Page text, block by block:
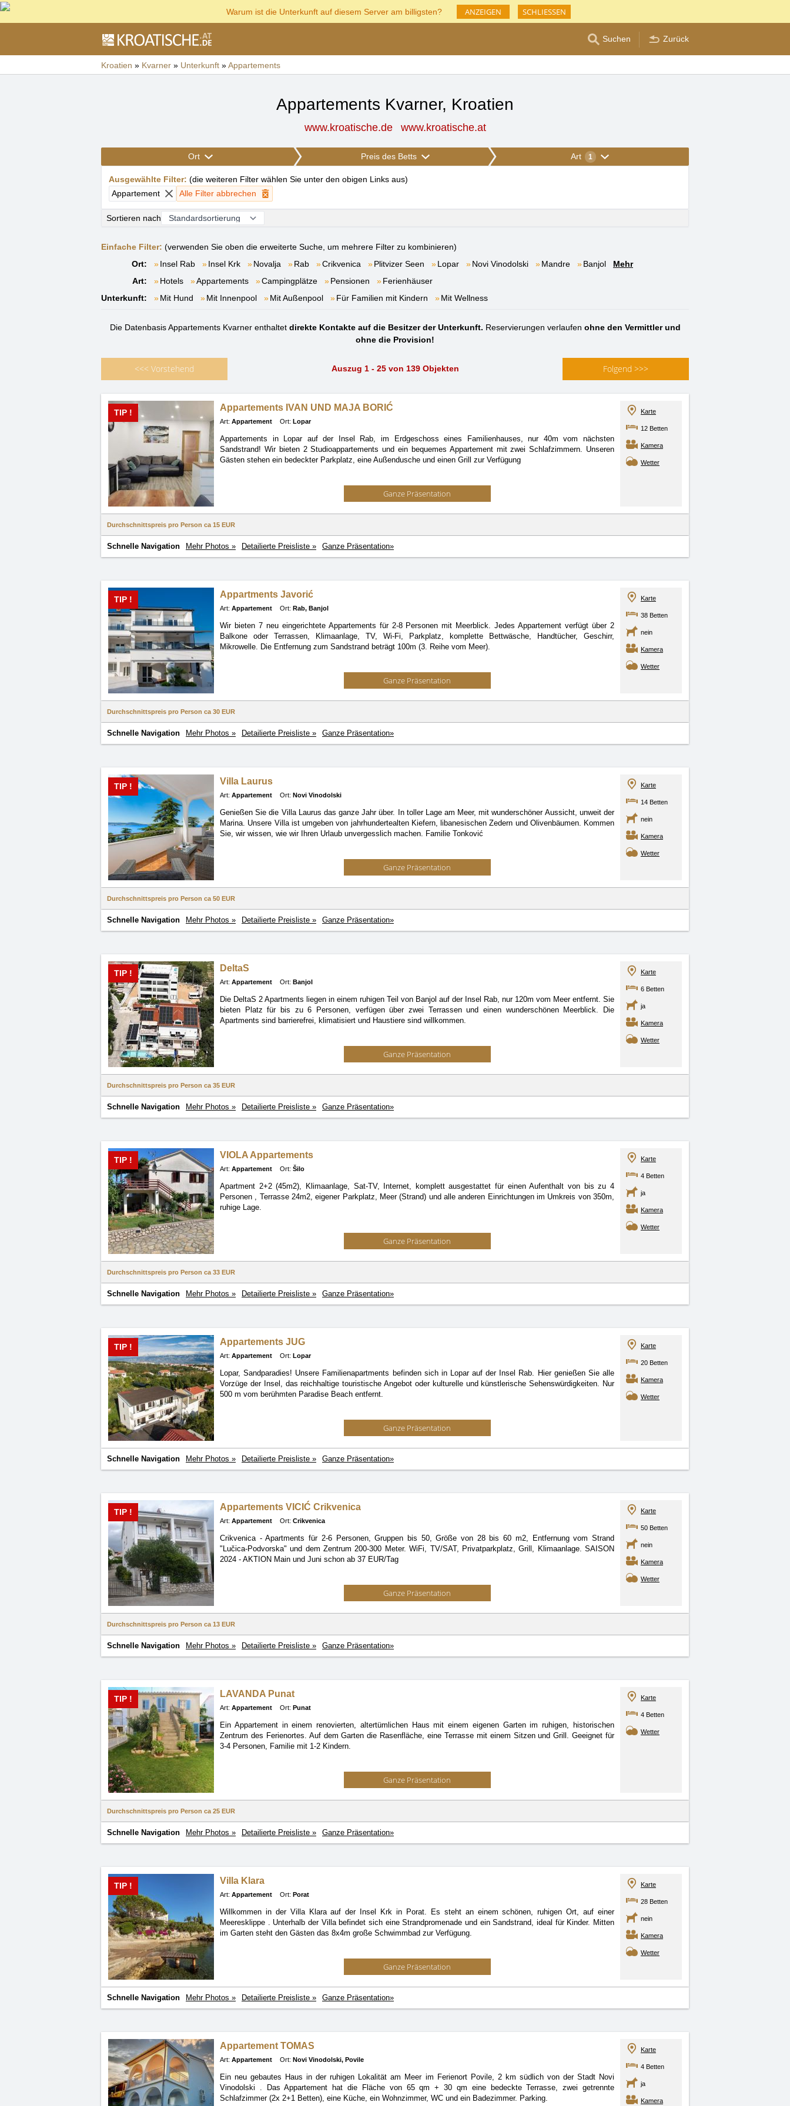
Warum ist die Unterkunft auf diesem Server am billigsten? ANZEIGEN SCHLIESSEN
Suchen Zurück
Kroatien » Kvarner » Unterkunft »Appartements
Appartements Kvarner, Kroatien
www.kroatische.de www.kroatische.at
Ort Preis des Betts Art 1
Ausgewählte Filter: (die weiteren Filter wählen Sie unter den obigen Links aus)
Appartement
Alle Filter abbrechen
Sortieren nach
Einfache Filter: (verwenden Sie oben die erweiterte Suche, um mehrere Filter zu kombinieren)
Ort:
Insel Rab Insel Krk Novalja Rab Crikvenica Plitvizer Seen Lopar Novi Vinodolski Mandre Banjol
Mehr
Art:
Hotels Appartements Campingplätze Pensionen
Ferienhäuser
Unterkunft:
Mit Hund Mit Innenpool Mit Außenpool Für Familien mit Kindern Mit Wellness
Die Datenbasis Appartements Kvarner enthaltet direkte Kontakte auf die Besitzer der Unterkunft. Reservierungen verlaufen ohne den Vermittler und
ohne die Provision!
<<< Vorstehend Auszug 1 - 25 von 139 Objekten Folgend >>>
Appartements IVAN UND MAJA BORIĆ
TIP !
Art: Appartement Ort: Lopar
Appartements in Lopar auf der Insel Rab, im Erdgeschoss eines Familienhauses, nur 40m vom nächsten
Sandstrand! Wir bieten 2 Studioappartements und ein bequemes Appartement mit zwei Schlafzimmern. Unseren
Gästen stehen ein bedeckter Parkplatz, eine Außendusche und einen Grill zur Verfügung
Ganze Präsentation
Karte
12 Betten
Kamera
Wetter
Durchschnittspreis pro Person ca 15 EUR
Schnelle Navigation Mehr Photos » Detailierte Preisliste » Ganze Präsentation»
Appartments Javorić
TIP !
Art: Appartement Ort: Rab, Banjol
Wir bieten 7 neu eingerichtete Appartements für 2-8 Personen mit Meerblick. Jedes Appartement verfügt über 2
Balkone oder Terrassen, Klimaanlage, TV, Wi-Fi, Parkplatz, komplette Bettwäsche, Handtücher, Geschirr,
Mikrowelle. Die Entfernung zum Sandstrand beträgt 100m (3. Reihe vom Meer).
Ganze Präsentation
Karte
38 Betten
nein
Kamera
Wetter
Durchschnittspreis pro Person ca 30 EUR
Schnelle Navigation Mehr Photos » Detailierte Preisliste » Ganze Präsentation»
Villa Laurus
TIP !
Art: Appartement Ort: Novi Vinodolski
Genießen Sie die Villa Laurus das ganze Jahr über. In toller Lage am Meer, mit wunderschöner Aussicht, unweit der
Marina. Unsere Villa ist umgeben von jahrhundertealten Kiefern, libanesischen Zedern und Olivenbäumen. Kommen
Sie, wir wissen, wie wir Ihren Urlaub unvergesslich machen. Familie Tonković
Ganze Präsentation
Karte
14 Betten
nein
Kamera
Wetter
Durchschnittspreis pro Person ca 50 EUR
Schnelle Navigation Mehr Photos » Detailierte Preisliste » Ganze Präsentation»
DeltaS
TIP !
Art: Appartement Ort: Banjol
Die DeltaS 2 Apartments liegen in einem ruhigen Teil von Banjol auf der Insel Rab, nur 120m vom Meer entfernt. Sie
bieten Platz für bis zu 6 Personen, verfügen über zwei Terrassen und einen wunderschönen Meerblick. Die
Apartments sind barrierefrei, klimatisiert und Haustiere sind willkommen.
Ganze Präsentation
Karte
6 Betten
ja
Kamera
Wetter
Durchschnittspreis pro Person ca 35 EUR
Schnelle Navigation Mehr Photos » Detailierte Preisliste » Ganze Präsentation»
VIOLA Appartements
TIP !
Art: Appartement Ort: Šilo
Apartment 2+2 (45m2), Klimaanlage, Sat-TV, Internet, komplett ausgestattet für einen Aufenthalt von bis zu 4
Personen , Terrasse 24m2, eigener Parkplatz, Meer (Strand) und alle anderen Einrichtungen im Umkreis von 350m,
ruhige Lage.
Ganze Präsentation
Karte
4 Betten
ja
Kamera
Wetter
Durchschnittspreis pro Person ca 33 EUR
Schnelle Navigation Mehr Photos » Detailierte Preisliste » Ganze Präsentation»
Appartements JUG
TIP !
Art: Appartement Ort: Lopar
Lopar, Sandparadies! Unsere Familienapartments befinden sich in Lopar auf der Insel Rab. Hier genießen Sie alle
Vorzüge der Insel, das reichhaltige touristische Angebot oder kulturelle und künstlerische Sehenswürdigkeiten. Nur
500 m vom berühmten Paradise Beach entfernt.
Ganze Präsentation
Karte
20 Betten
Kamera
Wetter
Schnelle Navigation Mehr Photos » Detailierte Preisliste » Ganze Präsentation»
Appartements VICIĆ Crikvenica
TIP !
Art: Appartement Ort: Crikvenica
Crikvenica - Apartments für 2-6 Personen, Gruppen bis 50, Größe von 28 bis 60 m2, Entfernung vom Strand
"Lučica-Podvorska"und dem Zentrum 200-300 Meter. WiFi, TV/SAT, Privatparkplatz, Grill, Klimaanlage. SAISON
2024 - AKTION Main und Juni schon ab 37 EUR/Tag
Ganze Präsentation
Karte
50 Betten
nein
Kamera
Wetter
Durchschnittspreis pro Person ca 13 EUR
Schnelle Navigation Mehr Photos » Detailierte Preisliste » Ganze Präsentation»
LAVANDA Punat
TIP !
Art: Appartement Ort: Punat
Ein Appartement in einem renovierten, altertümlichen Haus mit einem eigenen Garten im ruhigen, historischen
Zentrum des Ferienortes. Auf dem Garten die Rasenfläche, eine Terrasse mit einem Sitzen und Grill. Geeignet für
3-4 Personen, Familie mit 1-2 Kindern.
Ganze Präsentation
Karte
4 Betten
Wetter
Durchschnittspreis pro Person ca 25 EUR
Schnelle Navigation Mehr Photos » Detailierte Preisliste » Ganze Präsentation»
Villa Klara
TIP !
Art: Appartement Ort: Porat
Willkommen in der Villa Klara auf der Insel Krk in Porat. Es steht an einem schönen, ruhigen Ort, auf einer
Meeresklippe . Unterhalb der Villa befindet sich eine Strandpromenade und ein Sandstrand, ideal für Kinder. Mitten
im Garten steht den Gästen das 8x4m große Schwimmbad zur Verfügung.
Ganze Präsentation
Karte
28 Betten
nein
Kamera
Wetter
Schnelle Navigation Mehr Photos » Detailierte Preisliste » Ganze Präsentation»
Appartement TOMAS
Art: Appartement Ort: Novi Vinodolski, Povile
Ein neu gebautes Haus in der ruhigen Lokalität am Meer im Ferienort Povile, 2 km südlich von der Stadt Novi
Vinodolski . Das Appartement hat die Fläche von 65 qm + 30 qm eine bedeckte Terrasse, zwei getrennte
Schlafzimmer (2x 2+1 Betten), eine Küche, ein Wohnzimmer, WC und ein Badezimmer. Parking.
Karte
4 Betten
ja
Kamera